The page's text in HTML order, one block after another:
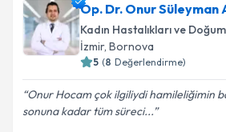
Op. Dr. Onur Süleyman
Kadın Hastalıkları ve Doğum
İzmir, Bornova
5 (8 Değerlendirme)
Onur Hocam çok ilgiliydi hamileliğimin
sonuna kadar tüm süreci...